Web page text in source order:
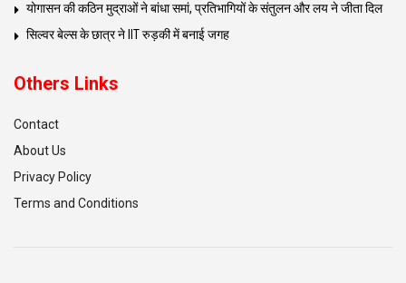
योगासन की कठिन मुद्राओं ने बांधा समां, प्रतिभागियों के संतुलन और लय ने जीता दिल
सिल्वर बेल्स के छात्र ने IIT रुड़की में बनाई जगह
Others Links
Contact
About Us
Privacy Policy
Terms and Conditions